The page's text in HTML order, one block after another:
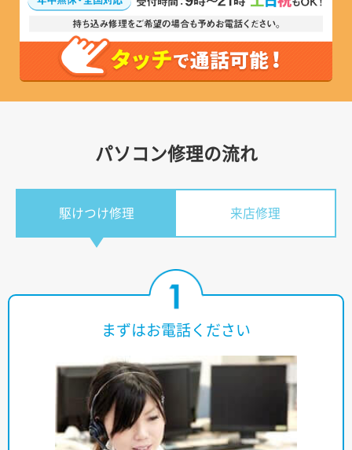
パソコン修理の流れ
駆けつけ修理 来店修理
まずはお電話ください